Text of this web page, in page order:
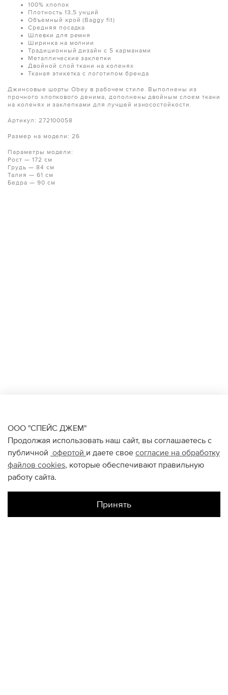
100% хлопок
Плотность 13,5 унций
Объемный крой (Baggy fit)
Средняя посадка
Шлевки для ремня
Ширинка на молнии
Традиционный дизайн с 5 карманами
Металлические заклепки
Двойной слой ткани на коленях
Тканая этикетка с логотипом бренда
Джинсовые шорты Obey в рабочем стиле. Выполнены из
прочного хлопкового денима, дополнены двойным слоем ткани
на коленях и заклепками для лучшей износостойкости.
Артикул: 272100058
Размер на модели: 26
Параметры модели:
Рост — 172 см
Грудь — 84 см
Талия — 61 см
Бедра — 90 см
ООО "СПЕЙС ДЖЕМ"
Продолжая использовать наш сайт, вы соглашаетесь с
публичной офертой и даете свое согласие на обработку
файлов cookies, которые обеспечивают правильную
работу сайта.
Принять